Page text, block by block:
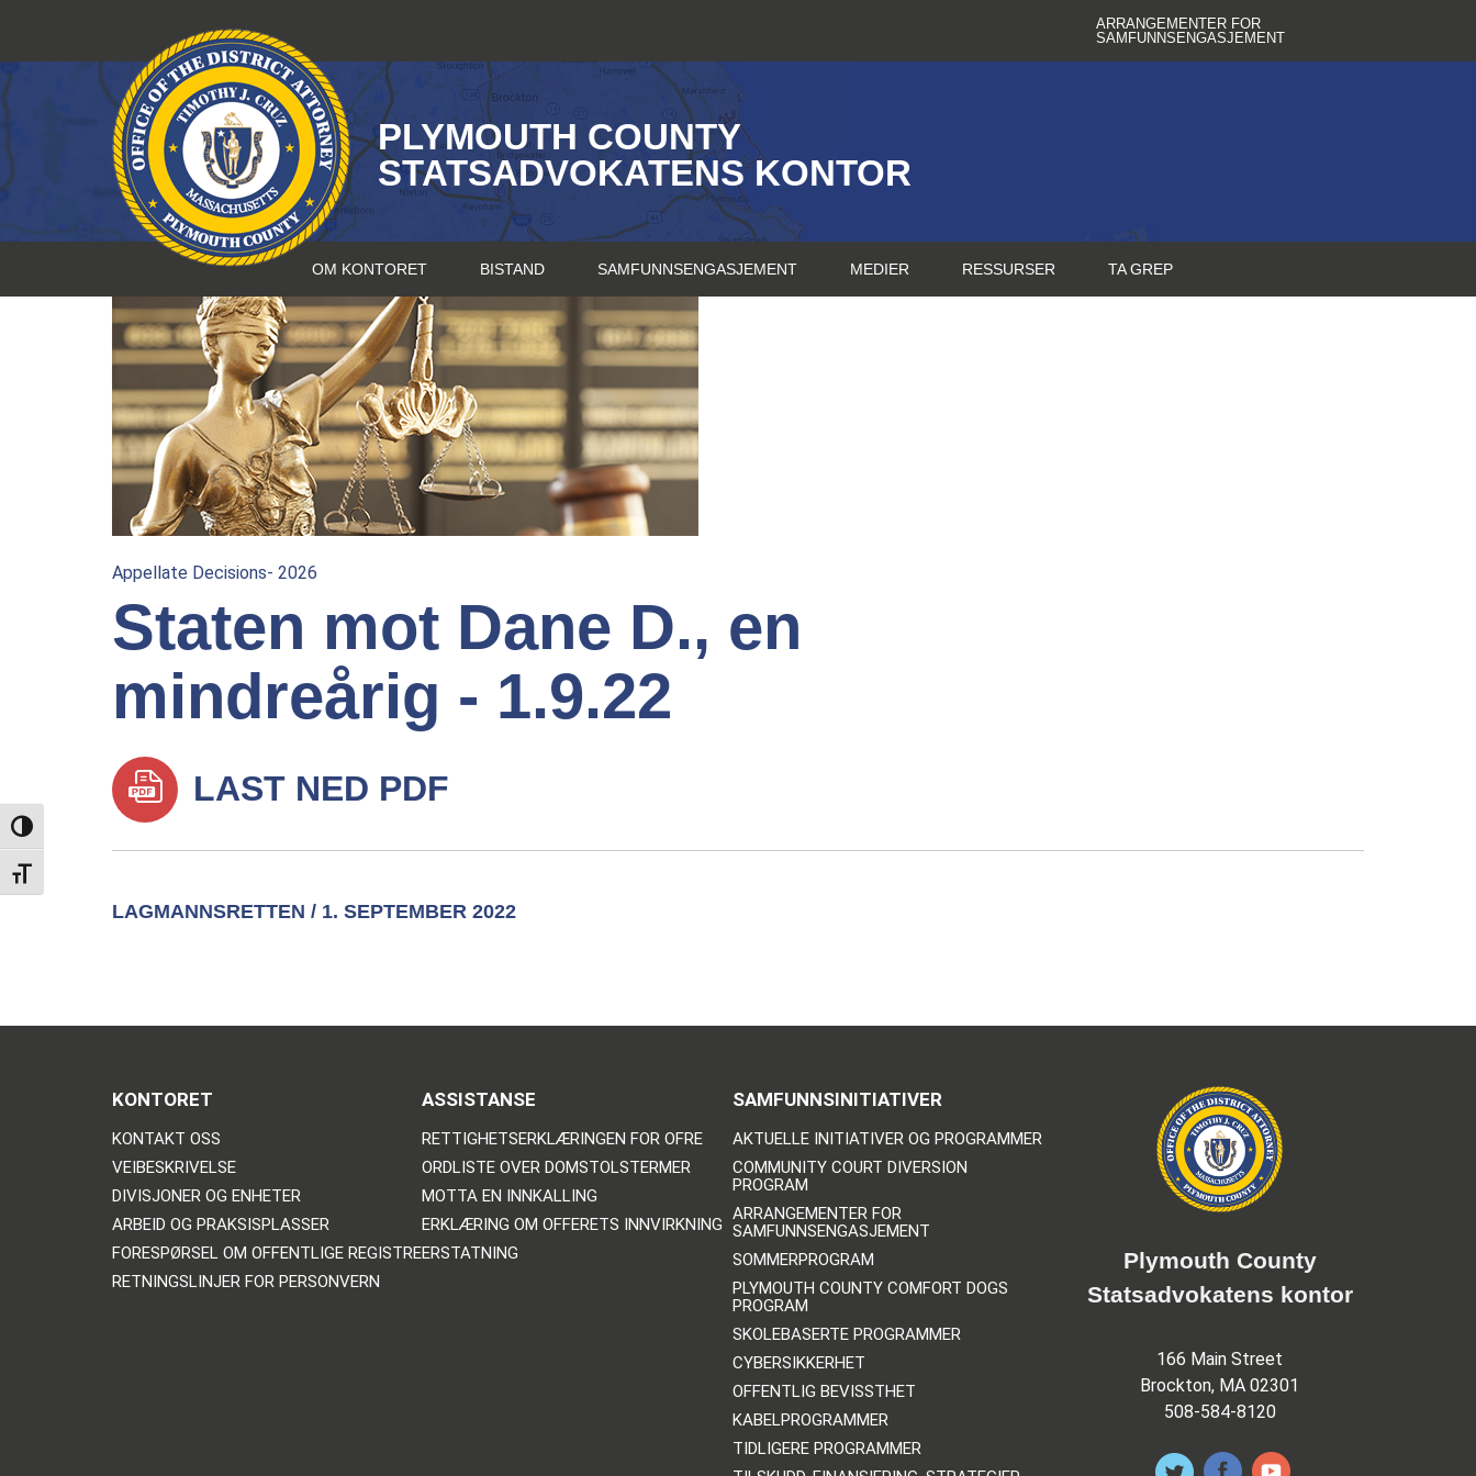
TOGGLE HIGH CONTRAST
TOGGLE FONT SIZE
innhold
ARRANGEMENTER FOR
SAMFUNNSENGASJEMENT
PLYMOUTH COUNTY
STATSADVOKATENS KONTOR
OM KONTORET BISTAND SAMFUNNSENGASJEMENT MEDIER RESSURSER TA GREP
Appellate Decisions- 2026
Staten mot Dane D., en
mindreårig - 1.9.22
LAST NED PDF
LAGMANNSRETTEN / 1. SEPTEMBER 2022
KONTORET
KONTAKT OSS
VEIBESKRIVELSE
DIVISJONER OG ENHETER
ARBEID OG PRAKSISPLASSER
FORESPØRSEL OM OFFENTLIGE REGISTRE
RETNINGSLINJER FOR PERSONVERN
ASSISTANSE
RETTIGHETSERKLÆRINGEN FOR OFRE
ORDLISTE OVER DOMSTOLSTERMER
MOTTA EN INNKALLING
ERKLÆRING OM OFFERETS INNVIRKNING
ERSTATNING
SAMFUNNSINITIATIVER
AKTUELLE INITIATIVER OG PROGRAMMER
COMMUNITY COURT DIVERSION
PROGRAM
ARRANGEMENTER FOR
SAMFUNNSENGASJEMENT
SOMMERPROGRAM
PLYMOUTH COUNTY COMFORT DOGS
PROGRAM
SKOLEBASERTE PROGRAMMER
CYBERSIKKERHET
OFFENTLIG BEVISSTHET
KABELPROGRAMMER
TIDLIGERE PROGRAMMER
Plymouth County
Statsadvokatens kontor
166 Main Street
Brockton, MA 02301
508-584-8120